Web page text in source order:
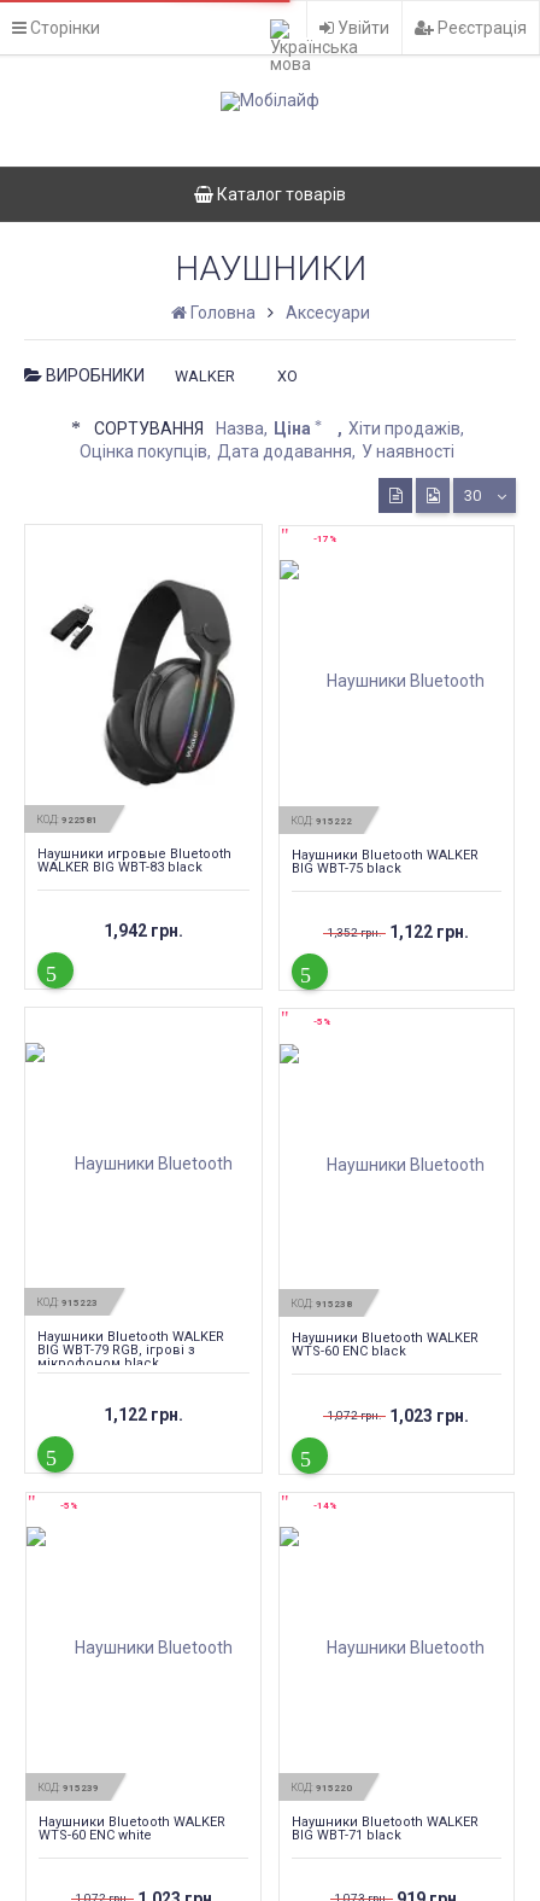
Сторінки Увійти Реєстрація
Каталог товарів
НАУШНИКИ
Головна Аксесуари
ВИРОБНИКИ WALKER XO
СОРТУВАННЯ Назва Ціна
Хіти продажів
Оцінка покупців
Дата додавання У наявності
30
КОД: 922581
Наушники игровые Bluetooth
WALKER BIG WBT-83 black
1,942 грн.
КОД: 915222
-17%
Наушники Bluetooth WALKER
BIG WBT-75 black
1,352 грн. 1,122 грн.
КОД: 915223
Наушники Bluetooth WALKER
BIG WBT-79 RGB, ігрові з
мікрофоном black
1,122 грн.
КОД: 915238
-5%
Наушники Bluetooth WALKER
WTS-60 ENC black
1,072 грн. 1,023 грн.
КОД: 915239
-5%
Наушники Bluetooth WALKER
WTS-60 ENC white
КОД: 915220
-14%
Наушники Bluetooth WALKER
BIG WBT-71 black